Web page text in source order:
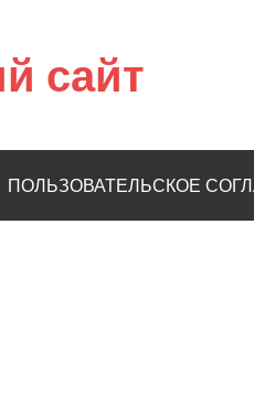
сайт
ПОЛЬЗОВАТЕЛЬСКОЕ